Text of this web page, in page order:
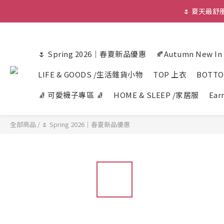
🌷 夏天最舒
🌷 Spring 2026｜春夏新品優惠
🍂Autumn New
LIFE & GOODS /生活雜貨小物
TOP 上衣
🧦 可愛襪子專區 🧦
HOME & SLEEP /家居服
全部商品 / 🌷 Spring 2026｜春夏新品優惠